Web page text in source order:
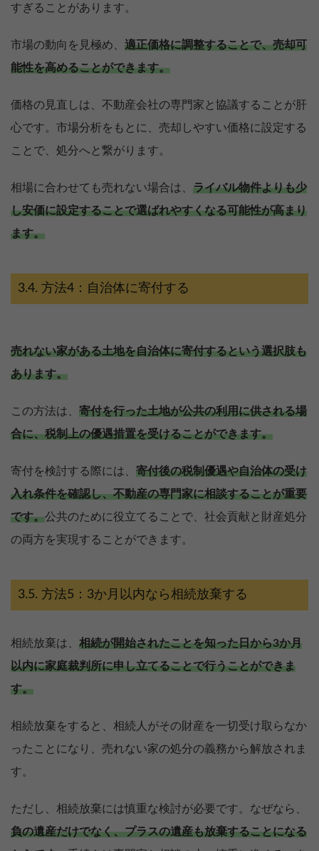
すぎることがあります。
市場の動向を見極め、 適正価格に調整することで、売却可
能性を高めることができます。
価格の見直しは、不動産会社の専門家と協議することが肝
心です。市場分析をもとに、売却しやすい価格に設定する
ことで、処分へと繋がります。
相場に合わせても売れない場合は、 ライバル物件よりも少
し安価に設定することで選ばれやすくなる可能性が高まり
ます。
方法4：自治体に寄付する
売れない家がある土地を自治体に寄付するという選択肢も
あります。
この方法は、 寄付を行った土地が公共の利用に供される場
合に、税制上の優遇措置を受けることができます。
寄付を検討する際には、 寄付後の税制優遇や自治体の受け
入れ条件を確認し、不動産の専門家に相談することが重要
です。公共のために役立てることで、社会貢献と財産処分
の両方を実現することができます。
方法5：3か月以内なら相続放棄する
相続放棄は、 相続が開始されたことを知った日から3か月
以内に家庭裁判所に申し立てることで行うことができま
す。
相続放棄をすると、相続人がその財産を一切受け取らなか
ったことになり、売れない家の処分の義務から解放されま
す。
ただし、相続放棄には慎重な検討が必要です。なぜなら、
負の遺産だけでなく、プラスの遺産も放棄することになる
【完全無料】うちの価格いくら？
無料診断スタート